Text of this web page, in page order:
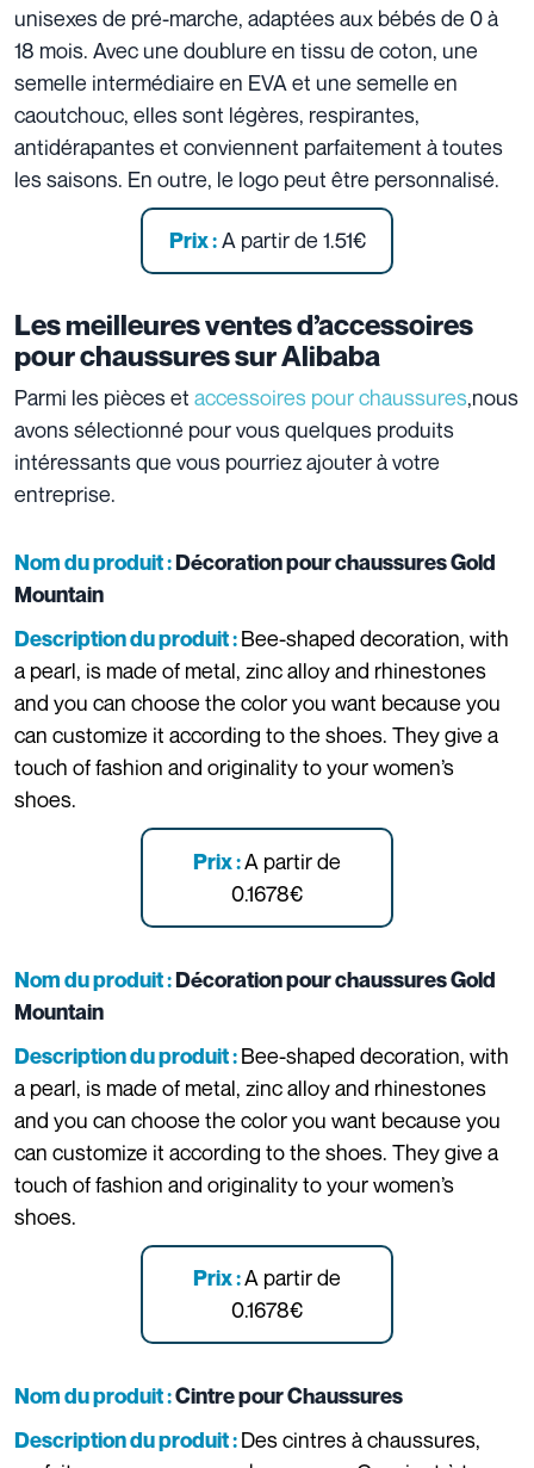
unisexes de pré-marche, adaptées aux bébés de 0 à
18 mois. Avec une doublure en tissu de coton, une
semelle intermédiaire en EVA et une semelle en
caoutchouc, elles sont légères, respirantes,
antidérapantes et conviennent parfaitement à toutes
les saisons. En outre, le logo peut être personnalisé.
Prix :A partir de 1.51€
Les meilleures ventes d’accessoires
pour chaussures sur Alibaba
Parmi les pièces et accessoires pour chaussures,nous
avons sélectionné pour vous quelques produits
intéressants que vous pourriez ajouter à votre
entreprise.
Nom du produit :Décoration pour chaussures Gold
Mountain
Description du produit :Bee-shaped decoration, with
a pearl, is made of metal, zinc alloy and rhinestones
and you can choose the color you want because you
can customize it according to the shoes. They give a
touch of fashion and originality to your women’s
shoes.
Prix :A partir de
0.1678€
Nom du produit :Décoration pour chaussures Gold
Mountain
Description du produit :Bee-shaped decoration, with
a pearl, is made of metal, zinc alloy and rhinestones
and you can choose the color you want because you
can customize it according to the shoes. They give a
touch of fashion and originality to your women’s
shoes.
Prix :A partir de
0.1678€
Nom du produit :Cintre pour Chaussures
Description du produit :Des cintres à chaussures,